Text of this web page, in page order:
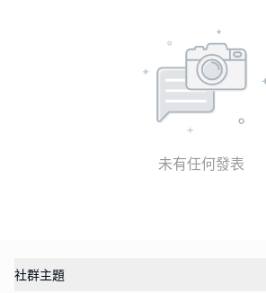
未有任何發表
社群主題